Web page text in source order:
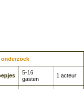
5-16
gasten
1 acteur